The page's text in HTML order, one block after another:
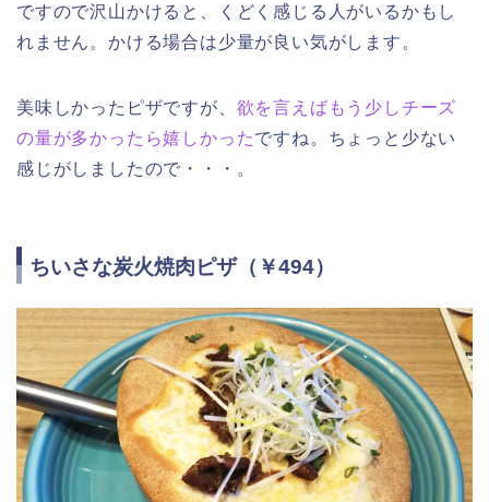
ですので沢山かけると、くどく感じる人がいるかもし
れません。かける場合は少量が良い気がします。
美味しかったピザですが、 欲を言えばもう少しチーズ
の量が多かったら嬉しかったですね。ちょっと少ない
感じがしましたので・・・。
ちいさな炭火焼肉ピザ（￥494）